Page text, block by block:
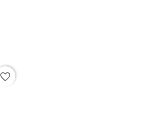
favorite_border